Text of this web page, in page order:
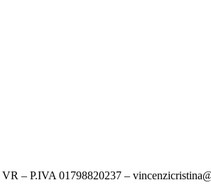
– P.IVA 01798820237 –